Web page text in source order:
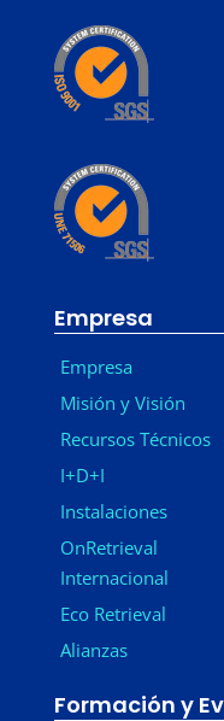
Empresa
Empresa
Misión y Visión
Recursos Técnicos
I+D+I
Instalaciones
OnRetrieval
Internacional
Eco Retrieval
Alianzas
Formación y